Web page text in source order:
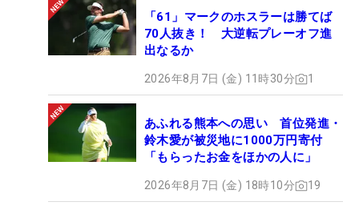
「61」マークのホスラーは勝てば
70人抜き！ 大逆転プレーオフ進
出なるか
2026年8月7日 (金) 11時30分 1
あふれる熊本への思い 首位発進・
鈴木愛が被災地に1000万円寄付
「もらったお金をほかの人に」
2026年8月7日 (金) 18時10分 19